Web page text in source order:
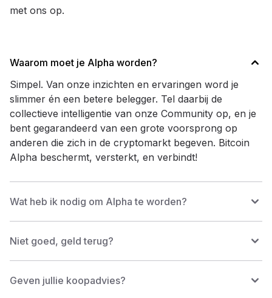
met ons op.
Waarom moet je Alpha worden?
Simpel. Van onze inzichten en ervaringen word je
slimmer én een betere belegger. Tel daarbij de
collectieve intelligentie van onze Community op, en je
bent gegarandeerd van een grote voorsprong op
anderen die zich in de cryptomarkt begeven. Bitcoin
Alpha beschermt, versterkt, en verbindt!
Wat heb ik nodig om Alpha te worden?
Niet goed, geld terug?
Geven jullie koopadvies?